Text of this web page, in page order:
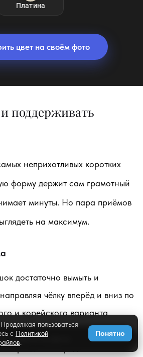
Платина
цвет на своём фото
поддерживать
неприхотливых коротких
форму держит сам грамотный
минуты. Но пара приёмов
на максимум.
достаточно вымыть и
чёлку вперёд и вниз по
и корейского варианта
воска или пасты,
и разделите пряди чёлки
на фото
пользоваться
с Политикой
.
Понятно